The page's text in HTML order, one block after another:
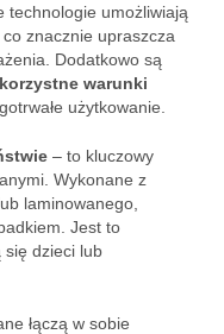
technologie umożliwiają
znacznie upraszcza
Dodatkowo są
warunki
użytkowanie.
– to kluczowy
Wykonane z
laminowanego,
Jest to
się dzieci lub
łączą w sobie